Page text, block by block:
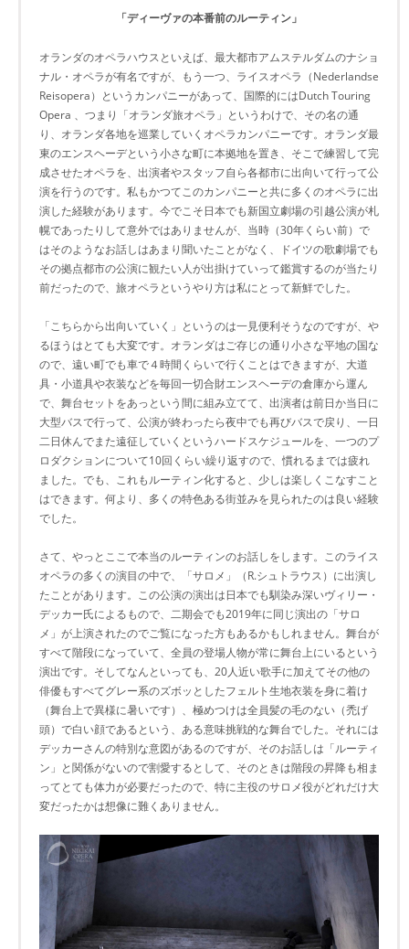
「ディーヴァの本番前のルーティン」
オランダのオペラハウスといえば、最大都市アムステルダムのナショ
ナル・オペラが有名ですが、もう一つ、ライスオペラ（Nederlandse
Reisopera）というカンパニーがあって、国際的にはDutch Touring
Opera 、つまり「オランダ旅オペラ」というわけで、その名の通
り、オランダ各地を巡業していくオペラカンパニーです。オランダ最
東のエンスヘーデという小さな町に本拠地を置き、そこで練習して完
成させたオペラを、出演者やスタッフ自ら各都市に出向いて行って公
演を行うのです。私もかつてこのカンパニーと共に多くのオペラに出
演した経験があります。今でこそ日本でも新国立劇場の引越公演が札
幌であったりして意外ではありませんが、当時（30年くらい前）で
はそのようなお話しはあまり聞いたことがなく、ドイツの歌劇場でも
その拠点都市の公演に観たい人が出掛けていって鑑賞するのが当たり
前だったので、旅オペラというやり方は私にとって新鮮でした。
「こちらから出向いていく」というのは一見便利そうなのですが、や
るほうはとても大変です。オランダはご存じの通り小さな平地の国な
ので、遠い町でも車で４時間くらいで行くことはできますが、大道
具・小道具や衣装などを毎回一切合財エンスヘーデの倉庫から運ん
で、舞台セットをあっという間に組み立てて、出演者は前日か当日に
大型バスで行って、公演が終わったら夜中でも再びバスで戻り、一日
二日休んでまた遠征していくというハードスケジュールを、一つのプ
ロダクションについて10回くらい繰り返すので、慣れるまでは疲れ
ました。でも、これもルーティン化すると、少しは楽しくこなすこと
はできます。何より、多くの特色ある街並みを見られたのは良い経験
でした。
さて、やっとここで本当のルーティンのお話しをします。このライス
オペラの多くの演目の中で、「サロメ」（R.シュトラウス）に出演し
たことがあります。この公演の演出は日本でも馴染み深いヴィリー・
デッカー氏によるもので、二期会でも2019年に同じ演出の「サロ
メ」が上演されたのでご覧になった方もあるかもしれません。舞台が
すべて階段になっていて、全員の登場人物が常に舞台上にいるという
演出です。そしてなんといっても、20人近い歌手に加えてその他の
俳優もすべてグレー系のズボッとしたフェルト生地衣装を身に着け
（舞台上で異様に暑いです）、極めつけは全員髪の毛のない（禿げ
頭）で白い顔であるという、ある意味挑戦的な舞台でした。それには
デッカーさんの特別な意図があるのですが、そのお話しは「ルーティ
ン」と関係がないので割愛するとして、そのときは階段の昇降も相ま
ってとても体力が必要だったので、特に主役のサロメ役がどれだけ大
変だったかは想像に難くありません。